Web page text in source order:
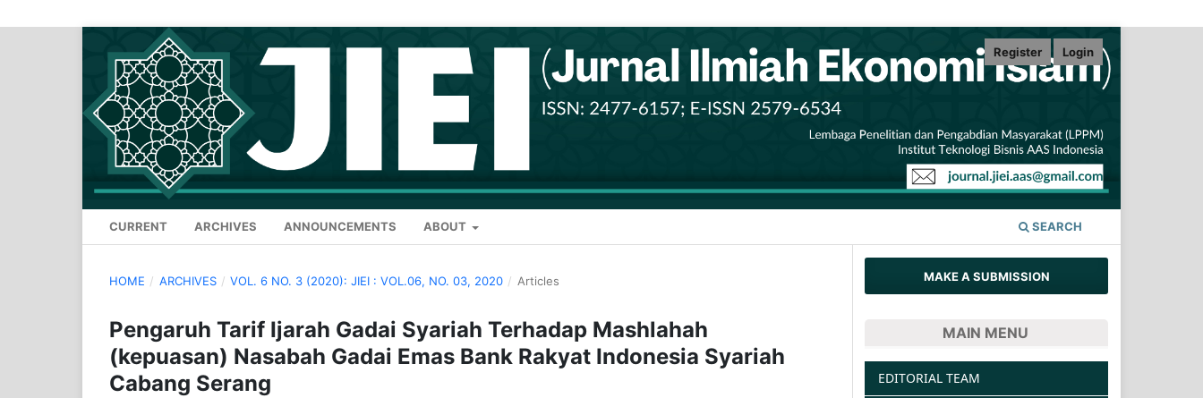
CURRENT ARCHIVES ANNOUNCEMENTS ABOUT SEARCH
Register Login
HOME / ARCHIVES / VOL. 6 NO. 3 (2020): JIEI : VOL.06, NO. 03, 2020 / Articles
Pengaruh Tarif Ijarah Gadai Syariah Terhadap Mashlahah
(kepuasan) Nasabah Gadai Emas Bank Rakyat Indonesia Syariah
Cabang Serang
MAKE A SUBMISSION
MAIN MENU
EDITORIAL TEAM